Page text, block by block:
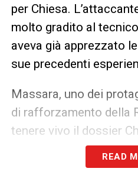
per Chiesa.
molto gradito al
aveva già apprezzato
sue precedenti
Massara, uno dei
di rafforzamento della
tenere vivo il dossier
momento i margini per
concreta sembrano
READ